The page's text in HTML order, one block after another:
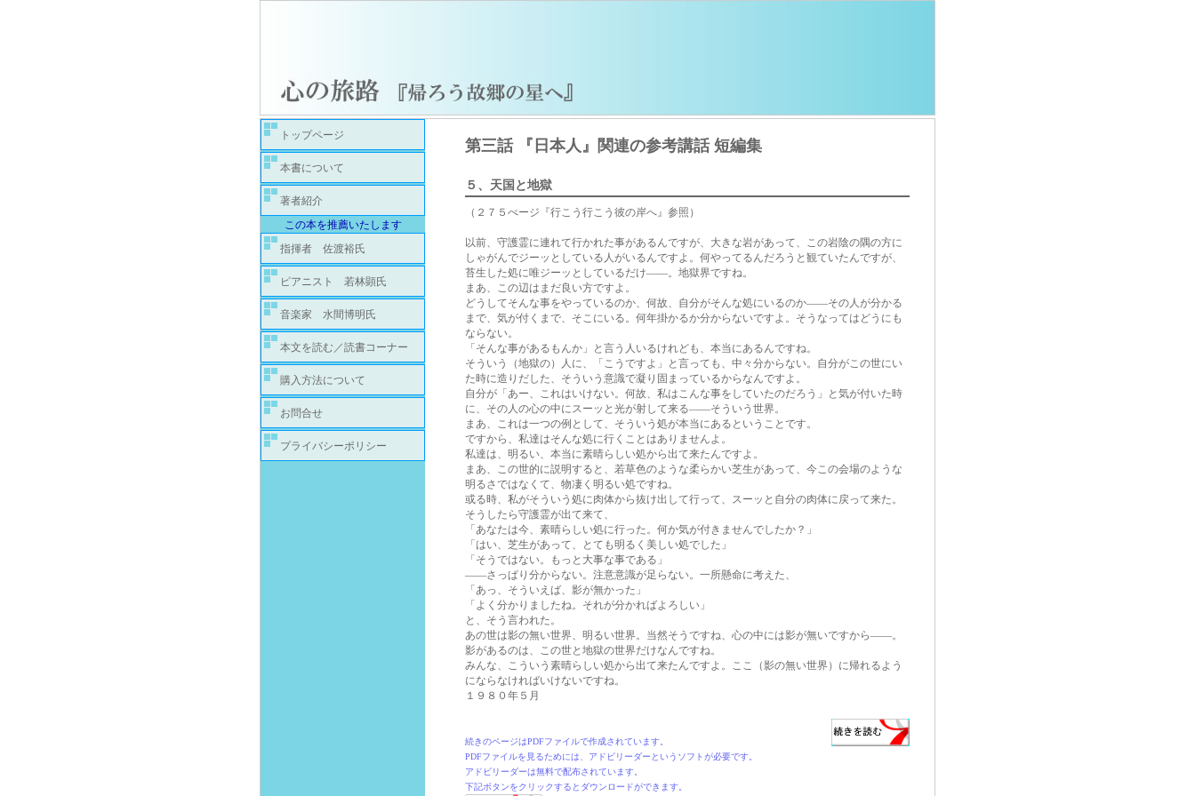
トップページ
本書について
著者紹介
この本を推薦いたします
指揮者 佐渡裕氏
ピアニスト 若林顕氏
音楽家 水間博明氏
本文を読む／読書コーナー
購入方法について
お問合せ
プライバシーポリシー
第三話 『日本人』関連の参考講話 短編集
５、 天国と地獄
（２７５ぺージ『行こう行こう彼の岸へ』参照）
以前、守護霊に連れて行かれた事があるんですが、大きな岩があって、この岩陰の隅の方に
しゃがんでジーッとしている人がいるんですよ。何やってるんだろうと観ていたんですが、
苔生した処に唯ジーッとしているだけ――。地獄界ですね。
まあ、この辺はまだ良い方ですよ。
どうしてそんな事をやっているのか、何故、自分がそんな処にいるのか――その人が分かる
まで、気が付くまで、そこにいる。何年掛かるか分からないですよ。そうなってはどうにも
ならない。
「そんな事があるもんか」と言う人いるけれども、本当にあるんですね。
そういう（地獄の）人に、「こうですよ」と言っても、中々分からない。自分がこの世にい
た時に造りだした、そういう意識で凝り固まっているからなんですよ。
自分が「あー、これはいけない。何故、私はこんな事をしていたのだろう」と気が付いた時
に、その人の心の中にスーッと光が射して来る――そういう世界。
まあ、これは一つの例として、そういう処が本当にあるということです。
ですから、私達はそんな処に行くことはありませんよ。
私達は、明るい、本当に素晴らしい処から出て来たんですよ。
まあ、この世的に説明すると、若草色のような柔らかい芝生があって、今この会場のような
明るさではなくて、物凄く明るい処ですね。
或る時、私がそういう処に肉体から抜け出して行って、スーッと自分の肉体に戻って来た。
そうしたら守護霊が出て来て、
「あなたは今、素晴らしい処に行った。何か気が付きませんでしたか？」
「はい、芝生があって、とても明るく美しい処でした」
「そうではない。もっと大事な事である」
――さっぱり分からない。注意意識が足らない。一所懸命に考えた、
「あっ、そういえば、影が無かった」
「よく分かりましたね。それが分かればよろしい」
と、そう言われた。
あの世は影の無い世界、明るい世界。当然そうですね、心の中には影が無いですから――。
影があるのは、この世と地獄の世界だけなんですね。
みんな、こういう素晴らしい処から出て来たんですよ。ここ（影の無い世界）に帰れるよう
にならなければいけないですね。
１９８０年５月
続きのページはPDFファイルで作成されています。
PDFファイルを見るためには、アドビリーダーというソフトが必要です。
アドビリーダーは無料で配布されています。
下記ボタンをクリックするとダウンロードができます。